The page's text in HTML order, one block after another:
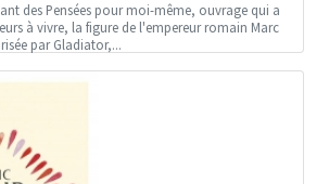
des Pensées pour moi-même, ouvrage qui a
à vivre, la figure de l'empereur romain Marc
par Gladiator,...